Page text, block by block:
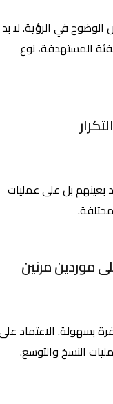
في الرؤية. لا بد
نوع
بل على عمليات
الاعتماد على
النسخ والتوسع.